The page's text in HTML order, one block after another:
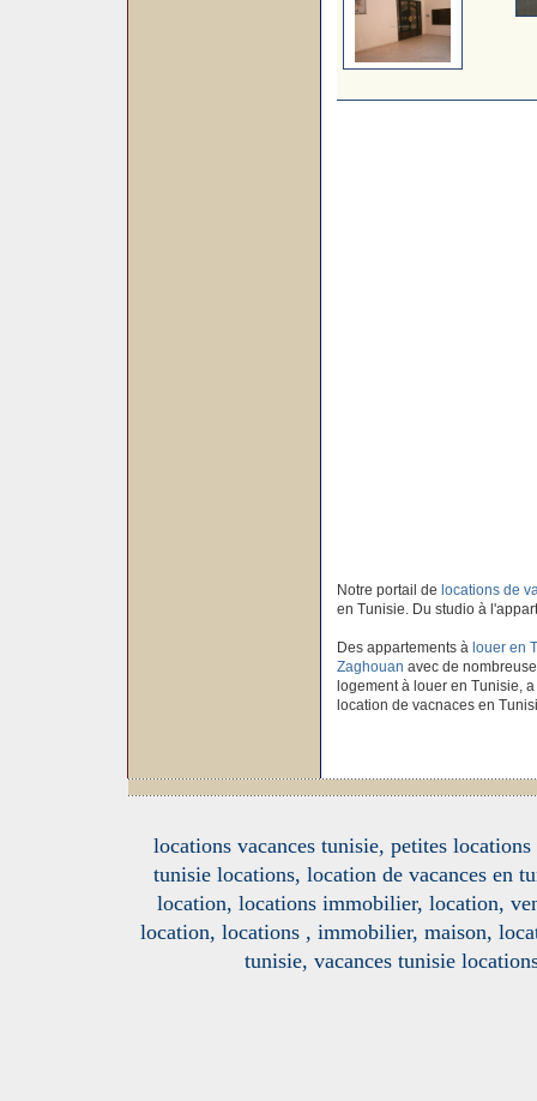
Notre portail de locations de
en Tunisie. Du studio à
Des appartements à louer en
Zaghouan avec de
logement à louer en Tunisie,
location de vacnaces en
locations vacances tunisie, petites
tunisie locations, location de vacances en
location, locations immobilier, location,
location, locations , immobilier, maison,
tunisie, vacances tunisie